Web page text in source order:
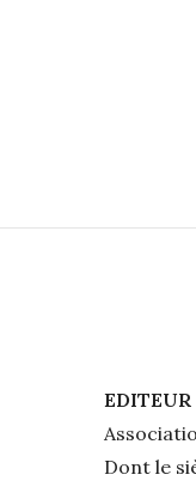
EDITEUR
Dont le